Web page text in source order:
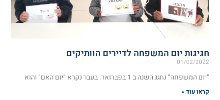
חגיגות יום המשפחה לדיירים הוותיקים
01/02/2022
"יום המשפחה" נחגג השנה ב 1 בפברואר. בעבר נקרא "יום האם" והוא
קראו עוד »